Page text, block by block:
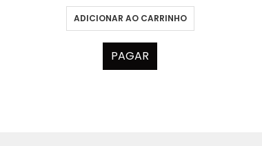
ADICIONAR AO CARRINHO
PAGAR